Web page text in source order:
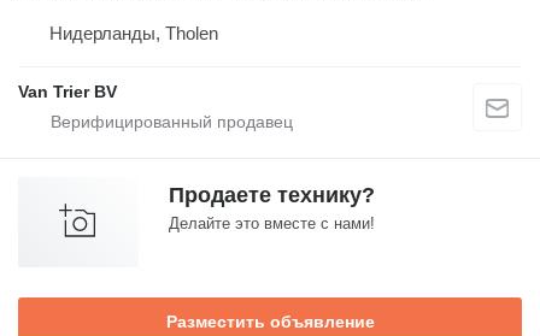
Нидерланды, Tholen
Van Trier BV
Продаете технику?
Делайте это вместе с нами!
Разместить объявление